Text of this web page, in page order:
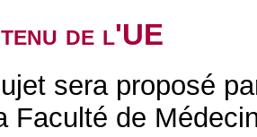
de l'UE
sera proposé
Faculté de